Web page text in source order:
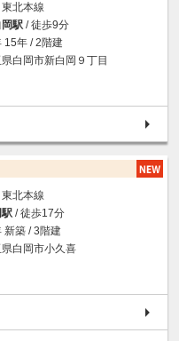
東北本線
駅 / 徒歩9分
15年 / 2階建
白岡市新白岡９丁目
東北本線
駅 / 徒歩17分
新築 / 3階建
白岡市小久喜